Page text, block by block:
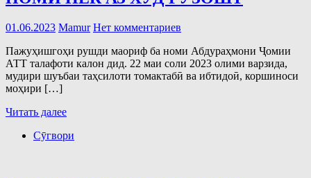
01.06.2023 Mamur Нет комментариев
Пажуҳишгоҳи рушди маориф ба номи Абдураҳмони Ҷомии
АТТ талафоти калон дид. 22 маи соли 2023 олими варзида,
мудири шуъбаи таҳсилоти томактабӣ ва ибтидоӣ, коршиноси
моҳири […]
Читать далее
Сӯгвори